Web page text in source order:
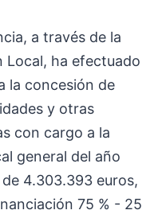
a través de la
Local, ha efectuado
la concesión de
y otras
con cargo a la
general del año
4.303.393 euros,
75 % - 25